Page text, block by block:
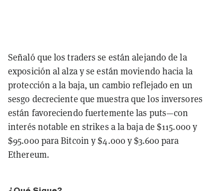
Señaló que los traders se están alejando de la
exposición al alza y se están moviendo hacia la
protección a la baja, un cambio reflejado en un
sesgo decreciente que muestra que los inversores
están favoreciendo fuertemente las puts—con
interés notable en strikes a la baja de $115.000 y
$95.000 para Bitcoin y $4.000 y $3.600 para
Ethereum.